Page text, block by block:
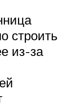
строить
из-за